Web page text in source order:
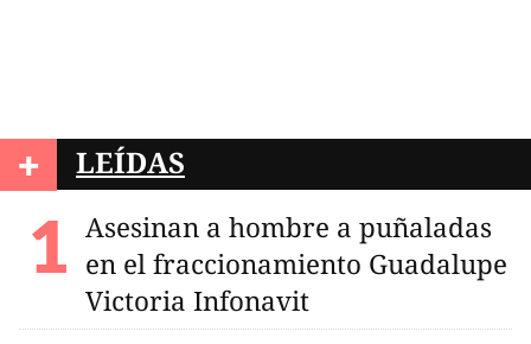
+ LEÍDAS
Asesinan a hombre a puñaladas
en el fraccionamiento Guadalupe
Victoria Infonavit